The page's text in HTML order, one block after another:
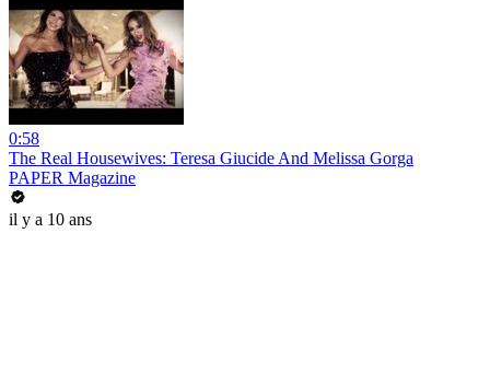
0:58
The Real Housewives: Teresa Giucide And Melissa Gorga
PAPER Magazine
il y a 10 ans